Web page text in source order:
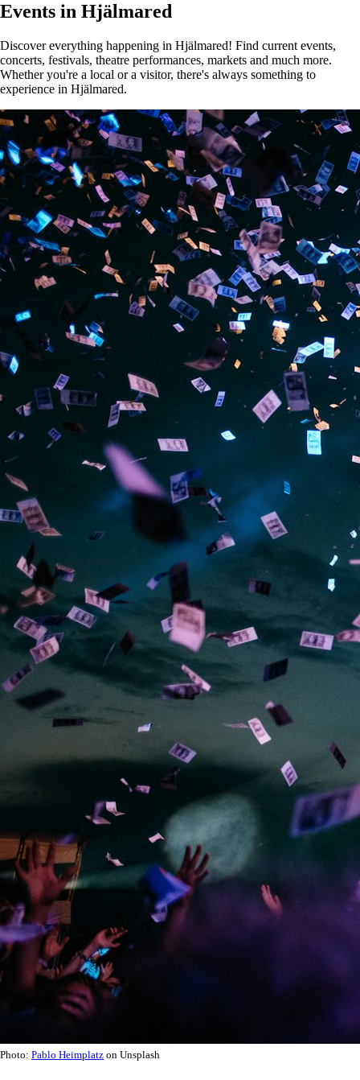
Events in Hjälmared
Discover everything happening in Hjälmared! Find current events,
concerts, festivals, theatre performances, markets and much more.
Whether you're a local or a visitor, there's always something to
experience in Hjälmared.
Photo: Pablo Heimplatz on Unsplash